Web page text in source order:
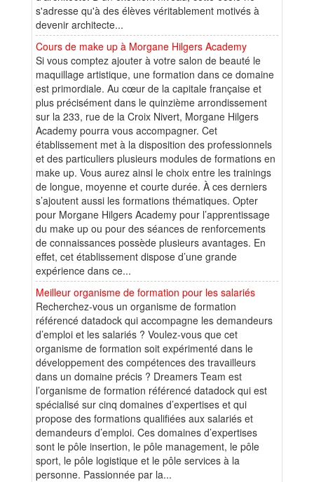
s'adresse qu'à des élèves véritablement motivés à
devenir architecte...
Cours de make up à Morgane Hilgers Academy
Si vous comptez ajouter à votre salon de beauté le
maquillage artistique, une formation dans ce domaine
est primordiale. Au cœur de la capitale française et
plus précisément dans le quinzième arrondissement
sur la 233, rue de la Croix Nivert, Morgane Hilgers
Academy pourra vous accompagner. Cet
établissement met à la disposition des professionnels
et des particuliers plusieurs modules de formations en
make up. Vous aurez ainsi le choix entre les trainings
de longue, moyenne et courte durée. À ces derniers
s’ajoutent aussi les formations thématiques. Opter
pour Morgane Hilgers Academy pour l’apprentissage
du make up ou pour des séances de renforcements
de connaissances possède plusieurs avantages. En
effet, cet établissement dispose d’une grande
expérience dans ce...
Meilleur organisme de formation pour les salariés
Recherchez-vous un organisme de formation
référencé datadock qui accompagne les demandeurs
d’emploi et les salariés ? Voulez-vous que cet
organisme de formation soit expérimenté dans le
développement des compétences des travailleurs
dans un domaine précis ? Dreamers Team est
l’organisme de formation référencé datadock qui est
spécialisé sur cinq domaines d’expertises et qui
propose des formations qualifiées aux salariés et
demandeurs d’emploi. Ces domaines d’expertises
sont le pôle insertion, le pôle management, le pôle
sport, le pôle logistique et le pôle services à la
personne. Passionnée par la...